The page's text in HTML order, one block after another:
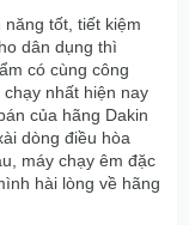
tốt, tiết kiệm
dân dụng thì
có cùng công
nhất hiện nay
của hãng Dakin
dòng điều hòa
máy chạy êm đặc
hài lòng về hãng